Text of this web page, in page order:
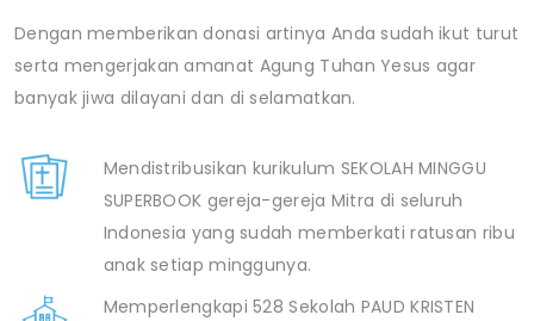
Dengan memberikan donasi artinya Anda sudah ikut turut
serta mengerjakan amanat Agung Tuhan Yesus agar
banyak jiwa dilayani dan di selamatkan.
Mendistribusikan kurikulum SEKOLAH MINGGU
SUPERBOOK gereja-gereja Mitra di seluruh
Indonesia yang sudah memberkati ratusan ribu
anak setiap minggunya.
Memperlengkapi 528 Sekolah PAUD KRISTEN